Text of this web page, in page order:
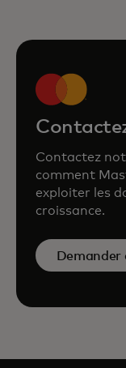
Contactez
comment
exploiter les
croissance.